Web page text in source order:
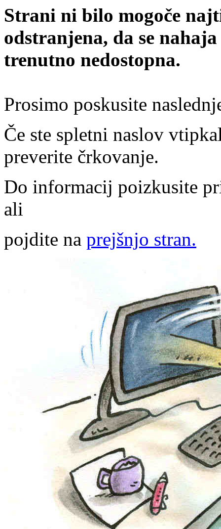
Strani ni bilo mogoče
odstranjena, da se
trenutno nedostopna.
Prosimo poskusite
Če ste spletni naslov
preverite črkovanje.
Do informacij poizkusite
ali
pojdite na prejšnjo stran.